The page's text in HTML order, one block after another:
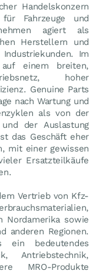
Handelskonzern
Fahrzeuge und
agiert als
Herstellern und
Im
einem breiten,
hoher
Genuine Parts
nach Wartung und
als von der
der Auslastung
das Geschäft eher
mit einer gewissen
Ersatzteilkäufe
Vertrieb von Kfz-
Nordamerika sowie
anderen Regionen.
ein bedeutendes
Antriebstechnik,
MRO-Produkte